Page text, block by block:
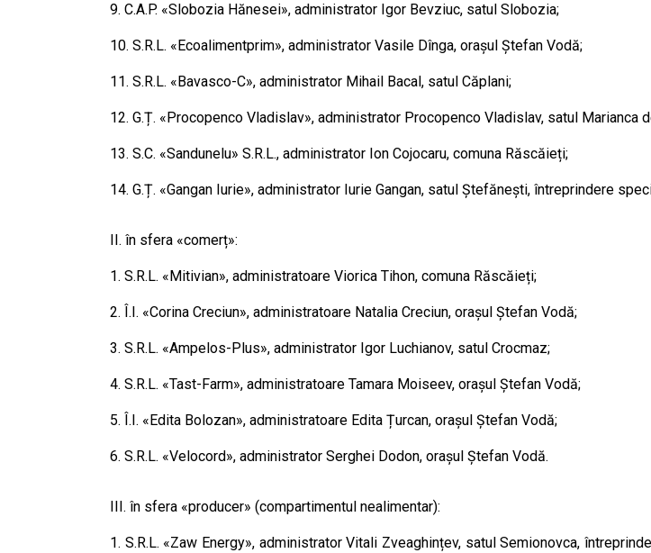
9. C.A.P. «Slobozia Hănesei», administrator Igor Bevziuc, satul Slobozia;
10. S.R.L. «Ecoalimentprim», administrator Vasile Dînga, orașul Ștefan Vodă;
11. S.R.L. «Bavasco-C», administrator Mihail Bacal, satul Căplani;
12. G.Ț. «Procopenco Vladislav», administrator Procopenco Vladislav, satul Marianca
13. S.C. «Sandunelu» S.R.L., administrator Ion Cojocaru, comuna Răscăieți;
14. G.Ț. «Gangan Iurie», administrator Iurie Gangan, satul Ștefănești, întreprindere
II. în sfera «comerț»:
1. S.R.L. «Mitivian», administratoare Viorica Tihon, comuna Răscăieți;
2. Î.I. «Corina Creciun», administratoare Natalia Creciun, orașul Ștefan Vodă;
3. S.R.L. «Ampelos-Plus», administrator Igor Luchianov, satul Crocmaz;
4. S.R.L. «Tast-Farm», administratoare Tamara Moiseev, orașul Ștefan Vodă;
5. Î.I. «Edita Bolozan», administratoare Edita Țurcan, orașul Ștefan Vodă;
6. S.R.L. «Velocord», administrator Serghei Dodon, orașul Ștefan Vodă.
III. în sfera «producer» (compartimentul nealimentar):
1. S.R.L. «Zaw Energy», administrator Vitali Zveaghințev, satul Semionovca,